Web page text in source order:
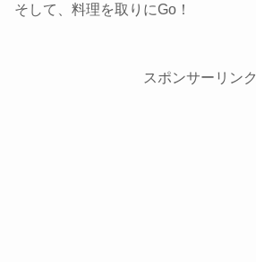
そして、料理を取りにGo！
スポンサーリンク